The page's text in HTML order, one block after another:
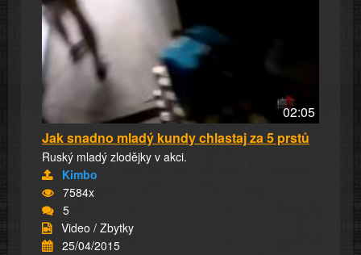
02:05
Jak snadno mladý kundy chlastaj za 5 prstů
Ruský mladý zlodějky v akci.
Kimbo
7584x
5
Video / Zbytky
25/04/2015